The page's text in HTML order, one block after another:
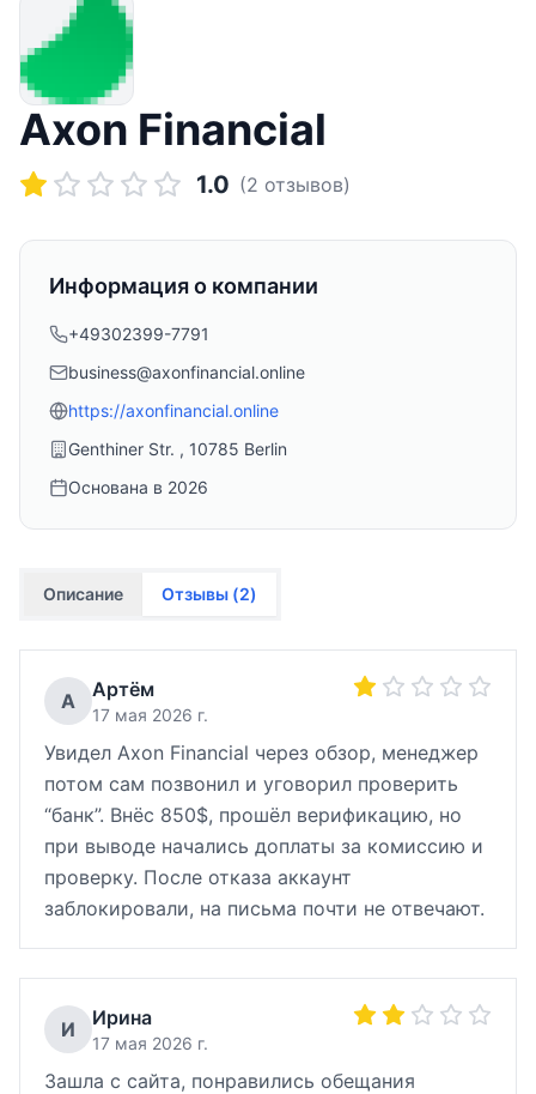
Axon Financial
1.0 (2 отзывов)
Информация о компании
+49302399-7791
business@axonfinancial.online
https://axonfinancial.online
Genthiner Str. , 10785 Berlin
Основана в 2026
Описание Отзывы (2)
А Артём
17 мая 2026 г.
Увидел Axon Financial через обзор, менеджер
потом сам позвонил и уговорил проверить
“банк”. Внёс 850$, прошёл верификацию, но
при выводе начались доплаты за комиссию и
проверку. После отказа аккаунт
заблокировали, на письма почти не отвечают.
И Ирина
17 мая 2026 г.
Зашла с сайта, понравились обещания